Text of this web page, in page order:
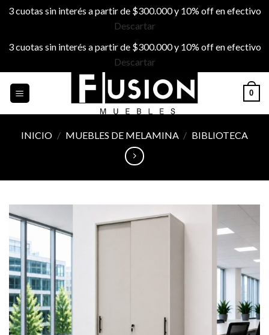
3 cuotas sin interés a partir de $300.000 y 10% off en efectivo
Descartar
3 cuotas sin interés a partir de $300.000 y 10% off en efectivo
Descartar
0
INICIO / MUEBLES DE MELAMINA / BIBLIOTECA